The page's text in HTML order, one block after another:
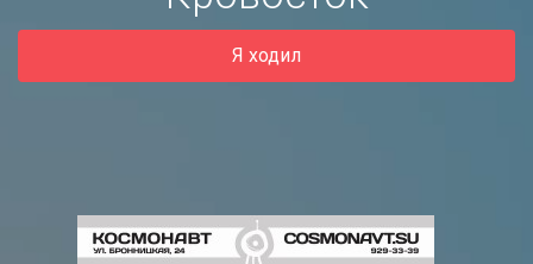
Я ходил